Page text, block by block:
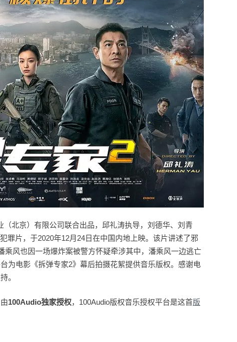
（北京）有限公司联合出品，邱礼涛执导，刘德华、刘青
罪片，于2020年12月24日在中国内地上映。该片讲述了邪
乘风也因一场爆炸案被警方怀疑牵涉其中，潘乘风一边逃亡
为电影《拆弹专家2》幕后拍摄花絮提供音乐版权。感谢电
。
100Audio独家授权，100Audio版权音乐授权平台是这首版